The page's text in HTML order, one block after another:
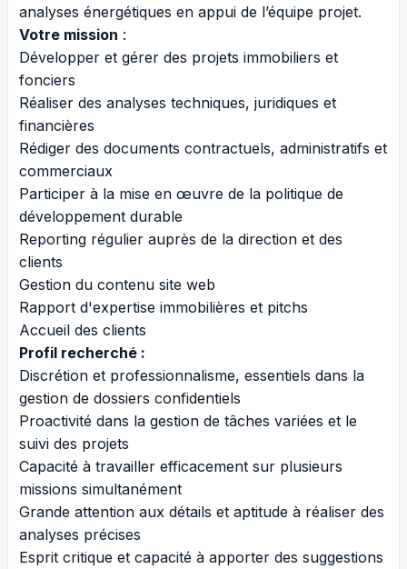
analyses énergétiques en appui de l’équipe projet.
Votre mission :
Développer et gérer des projets immobiliers et
fonciers
Réaliser des analyses techniques, juridiques et
financières
Rédiger des documents contractuels, administratifs et
commerciaux
Participer à la mise en œuvre de la politique de
développement durable
Reporting régulier auprès de la direction et des
clients
Gestion du contenu site web
Rapport d'expertise immobilières et pitchs
Accueil des clients
Profil recherché :
Discrétion et professionnalisme, essentiels dans la
gestion de dossiers confidentiels
Proactivité dans la gestion de tâches variées et le
suivi des projets
Capacité à travailler efficacement sur plusieurs
missions simultanément
Grande attention aux détails et aptitude à réaliser des
analyses précises
Esprit critique et capacité à apporter des suggestions